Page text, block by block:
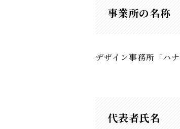
事業所の名称
デザイン事務所「ハ
代表者氏名